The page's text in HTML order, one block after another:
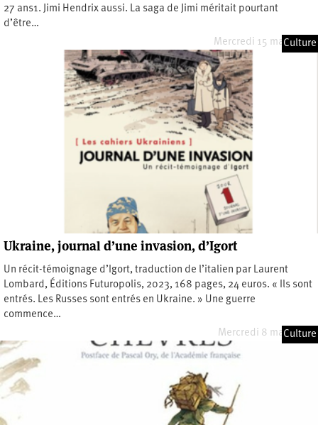
27 ans1. Jimi Hendrix aussi. La saga de Jimi méritait pourtant
d’être…
Mercredi 15 mars 2023
Culture
Ukraine, journal d’une invasion, d’Igort
Un récit-témoignage d’Igort, traduction de l’italien par Laurent
Lombard, Éditions Futuropolis, 2023, 168 pages, 24 euros. « Ils sont
entrés. Les Russes sont entrés en Ukraine. » Une guerre
commence…
Mercredi 8 mars 2023
Culture